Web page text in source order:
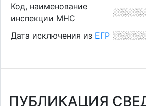
Код, наименование
инспекции МНС
Дата исключения из ЕГР
ПУБЛИКАЦИЯ